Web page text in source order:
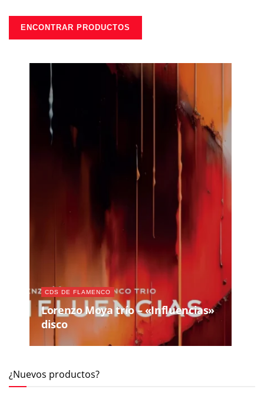
CDS DE FLAMENCO
Lorenzo Moya trío – «Influencias»
disco
¿Nuevos productos?